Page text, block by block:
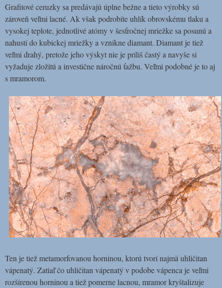
Grafitové ceruzky sa predávajú úplne bežne a tieto výrobky sú
zároveň veľmi lacné. Ak však podrobíte uhlík obrovskému tlaku a
vysokej teplote, jednotlivé atómy v šesťročnej mriežke sa posunú a
nahustí do kubickej mriežky a vznikne diamant. Diamant je tiež
veľmi drahý, pretože jeho výskyt nie je príliš častý a navyše si
vyžaduje zložitú a investične náročnú ťažbu. Veľmi podobné je to aj
s mramorom.
Ten je tiež metamorfovanou horninou, ktorú tvorí najmä uhličitan
vápenatý. Zatiaľ čo uhličitan vápenatý v podobe vápenca je veľmi
rozšírenou horninou a tiež pomerne lacnou, mramor kryštalizuje